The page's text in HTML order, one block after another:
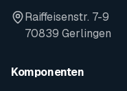
Raiffeisenstr. 7-9
70839 Gerlingen
Komponenten